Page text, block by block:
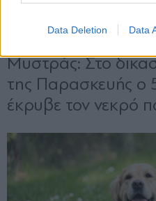
Data Deletion Data